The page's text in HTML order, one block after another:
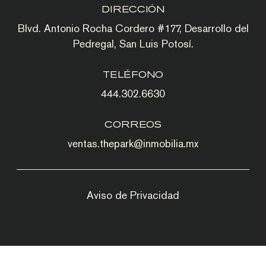
DIRECCIÓN
Blvd. Antonio Rocha Cordero #177, Desarrollo del
Pedregal, San Luis Potosí.
TELÉFONO
444.302.6630
CORREOS
ventas.thepark@inmobilia.mx
Aviso de Privacidad